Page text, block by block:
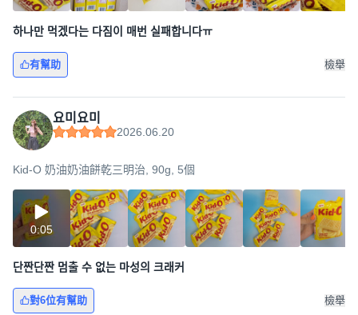
하나만 먹겠다는 다짐이 매번 실패합니다ㅠ
有幫助 檢舉
요미요미
2026.06.20
Kid-O 奶油奶油餅乾三明治, 90g, 5個
0:05
단짠단짠 멈출 수 없는 마성의 크래커
對6位有幫助 檢舉